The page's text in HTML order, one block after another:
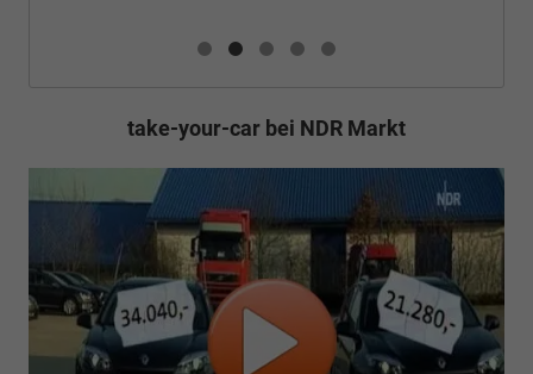
take-your-car bei NDR Markt